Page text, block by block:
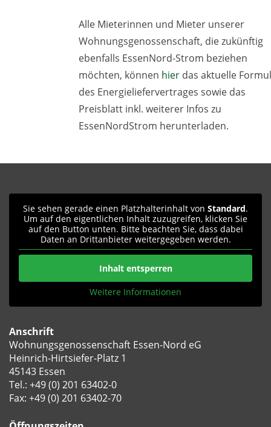
Alle Mieterinnen und Mieter unserer
Wohnungsgenossenschaft, die zukünftig
ebenfalls EssenNord-Strom beziehen
möchten, können hier das aktuelle
des Energieliefervertrages sowie das
Preisblatt inkl. weiterer Infos zu
EssenNordStrom herunterladen.
Sie sehen gerade einen Platzhalterinhalt von Standard.
Um auf den eigentlichen Inhalt zuzugreifen, klicken Sie
auf den Button unten. Bitte beachten Sie, dass dabei
Daten an Drittanbieter weitergegeben werden.
Inhalt entsperren
Weitere Informationen
Anschrift
Wohnungsgenossenschaft Essen-Nord eG
Heinrich-Hirtsiefer-Platz 1
45143 Essen
Tel.: +49 (0) 201 63402-0
Fax: +49 (0) 201 63402-70